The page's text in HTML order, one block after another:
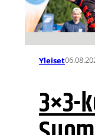
Yleiset
3×3-